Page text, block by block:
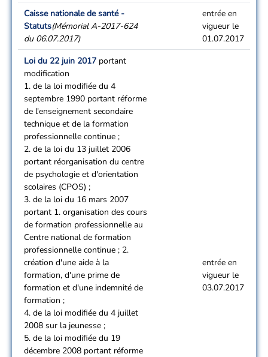
Caisse nationale de santé -
Statuts(Mémorial A-2017-624
du 06.07.2017)
entrée en
vigueur le
01.07.2017
Loi du 22 juin 2017 portant
modification
1. de la loi modifiée du 4
septembre 1990 portant réforme
de l'enseignement secondaire
technique et de la formation
professionnelle continue ;
2. de la loi du 13 juillet 2006
portant réorganisation du centre
de psychologie et d'orientation
scolaires (CPOS) ;
3. de la loi du 16 mars 2007
portant 1. organisation des cours
de formation professionnelle au
Centre national de formation
professionnelle continue ; 2.
création d'une aide à la
formation, d'une prime de
formation et d'une indemnité de
formation ;
4. de la loi modifiée du 4 juillet
2008 sur la jeunesse ;
5. de la loi modifiée du 19
décembre 2008 portant réforme
entrée en
vigueur le
03.07.2017